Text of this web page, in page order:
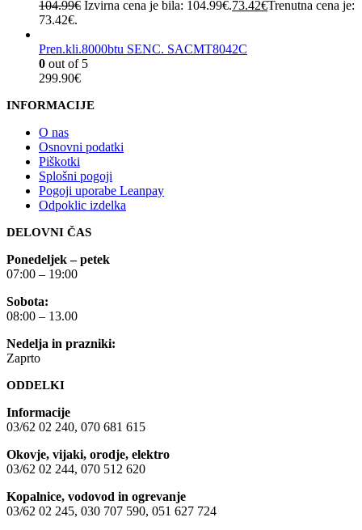
104.99€ Izvirna cena je bila: 104.99€.73.42€Trenutna cena je:
73.42€.
Pren.kli.8000btu SENC. SACMT8042C
0 out of 5
299.90€
INFORMACIJE
O nas
Osnovni podatki
Piškotki
Splošni pogoji
Pogoji uporabe Leanpay
Odpoklic izdelka
DELOVNI ČAS
Ponedeljek – petek
07:00 – 19:00
Sobota:
08:00 – 13.00
Nedelja in prazniki:
Zaprto
ODDELKI
Informacije
03/62 02 240, 070 681 615
Okovje, vijaki, orodje, elektro
03/62 02 244, 070 512 620
Kopalnice, vodovod in ogrevanje
03/62 02 245, 030 707 590, 051 627 724